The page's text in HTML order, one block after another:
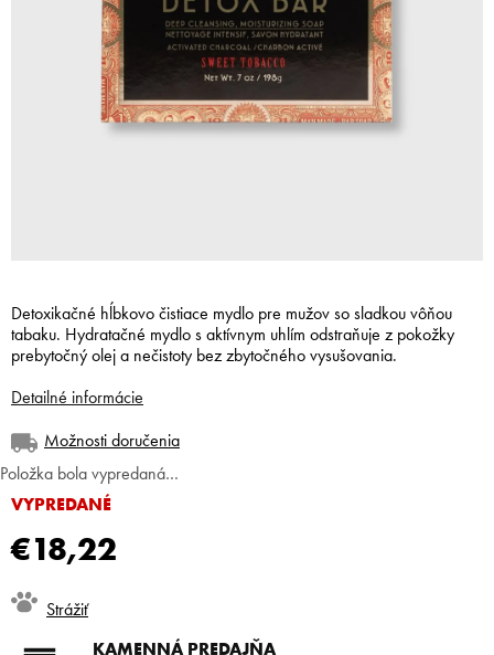
€18,22
Jednotková
cena:
VYPREDANÉ
Možnosti doručenia
Položka bola vypredaná…
Detoxikačné hĺbkovo čistiace mydlo pre mužov so sladkou vôňou
tabaku. Hydratačné mydlo s aktívnym uhlím odstraňuje z pokožky
prebytočný olej a nečistoty bez zbytočného vysušovania.
Detailné informácie
Strážiť
KAMENNÁ PREDAJŇA